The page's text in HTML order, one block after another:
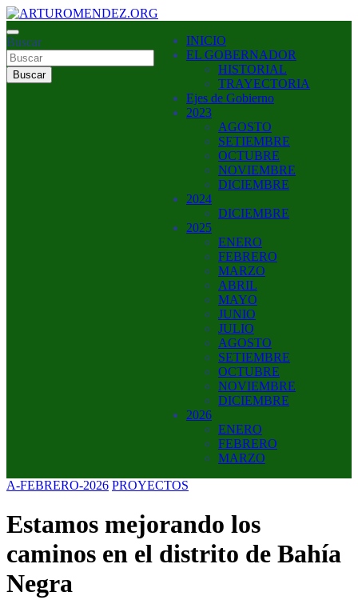
Saltar
al
contenido
ARTUROMENDEZ.ORG
ARTURO MENDEZ GOBERNADOR 2023
Buscar
Buscar
INICIO
EL GOBERNADOR
HISTORIAL
TRAYECTORIA
Ejes de Gobierno
2023
AGOSTO
SETIEMBRE
OCTUBRE
NOVIEMBRE
DICIEMBRE
2024
DICIEMBRE
2025
ENERO
FEBRERO
MARZO
ABRIL
MAYO
JUNIO
JULIO
AGOSTO
SETIEMBRE
OCTUBRE
NOVIEMBRE
DICIEMBRE
2026
ENERO
FEBRERO
MARZO
A-FEBRERO-2026 PROYECTOS
Estamos mejorando los
caminos en el distrito de Bahía
Negra